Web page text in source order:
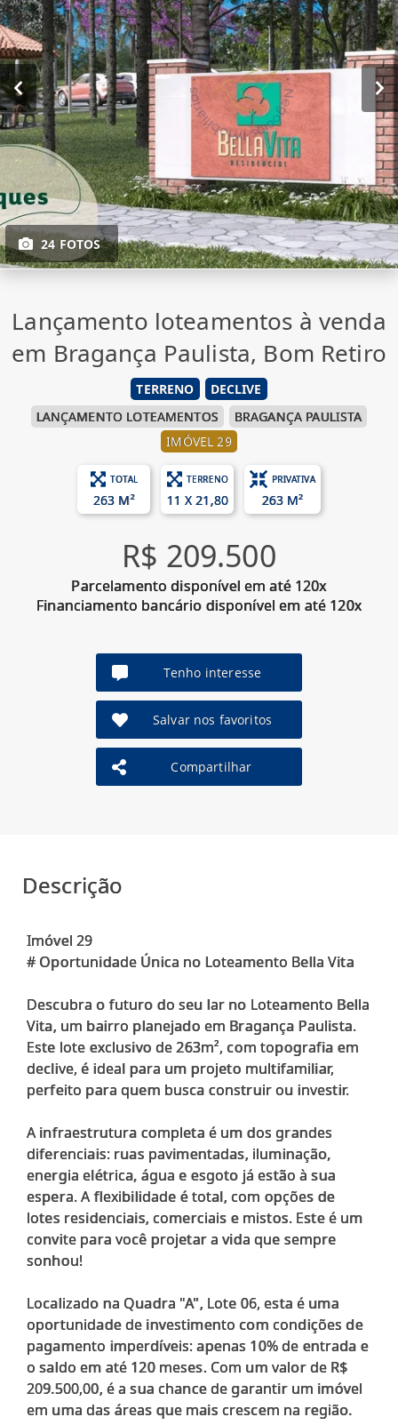
24 FOTOS
Lançamento loteamentos à venda
em Bragança Paulista, Bom Retiro
TERRENO
DECLIVE
LANÇAMENTO LOTEAMENTOS
BRAGANÇA PAULISTA
IMÓVEL 29
TOTAL
263 M²
TERRENO
11 X 21,80
PRIVATIVA
263 M²
R$ 209.500
Parcelamento disponível em até 120x
Financiamento bancário disponível em até 120x
Tenho interesse
Salvar nos favoritos
Compartilhar
Descrição
Imóvel 29
# Oportunidade Única no Loteamento Bella Vita
Descubra o futuro do seu lar no Loteamento Bella
Vita, um bairro planejado em Bragança Paulista.
Este lote exclusivo de 263m², com topografia em
declive, é ideal para um projeto multifamiliar,
perfeito para quem busca construir ou investir.
A infraestrutura completa é um dos grandes
diferenciais: ruas pavimentadas, iluminação,
energia elétrica, água e esgoto já estão à sua
espera. A flexibilidade é total, com opções de
lotes residenciais, comerciais e mistos. Este é um
convite para você projetar a vida que sempre
sonhou!
Localizado na Quadra "A", Lote 06, esta é uma
oportunidade de investimento com condições de
pagamento imperdíveis: apenas 10% de entrada e
o saldo em até 120 meses. Com um valor de R$
209.500,00, é a sua chance de garantir um imóvel
em uma das áreas que mais crescem na região.